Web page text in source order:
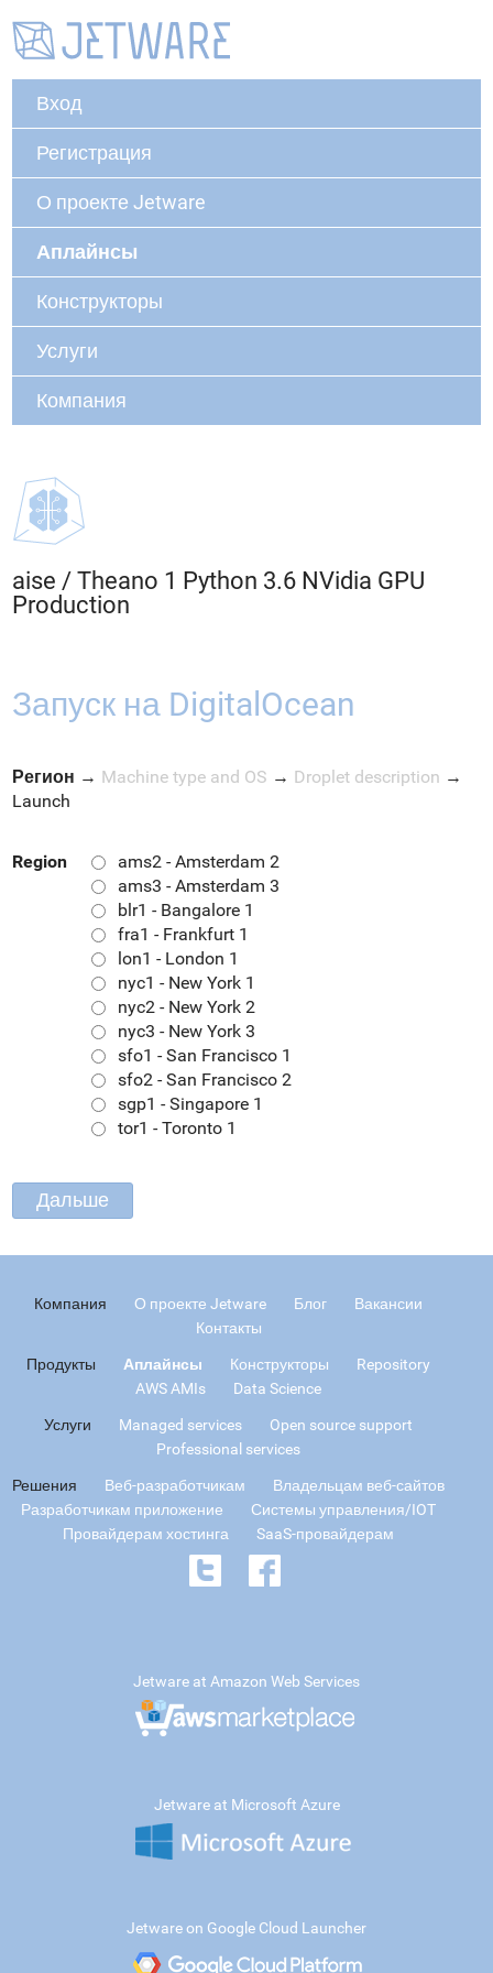
Вход
Регистрация
О проекте Jetware
Аплайнсы
Конструкторы
Услуги
Компания
aise / Theano 1 Python 3.6 NVidia GPU
Production
Запуск на DigitalOcean
Регион → Machine type and OS → Droplet description →
Launch
Region
ams2 - Amsterdam 2
ams3 - Amsterdam 3
blr1 - Bangalore 1
fra1 - Frankfurt 1
lon1 - London 1
nyc1 - New York 1
nyc2 - New York 2
nyc3 - New York 3
sfo1 - San Francisco 1
sfo2 - San Francisco 2
sgp1 - Singapore 1
tor1 - Toronto 1
Компания О проекте Jetware Блог
Вакансии
Контакты
Продукты Аплайнсы Конструкторы
Repository
AWS AMIs
Data Science
Услуги Managed services
Open source support
Professional services
Решения Веб-разработчикам
Владельцам веб-сайтов
Разработчикам приложение
Системы управления/IOT
Провайдерам хостинга
SaaS-провайдерам
Jetware at Amazon Web Services
Jetware at Microsoft Azure
Jetware on Google Cloud Launcher